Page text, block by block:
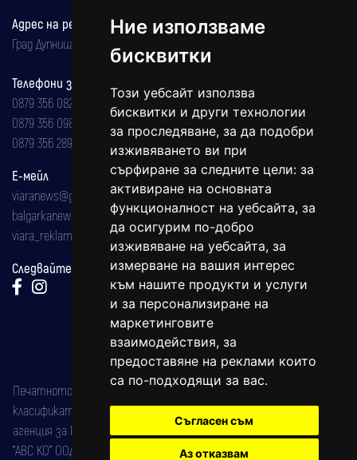
Ние използваме
бисквитки
Този уебсайт използва
бисквитки и други технологии
за проследяване, за да подобри
изживяването ви при
сърфиране за следните цели: за
активиране на основната
функционалност на уебсайта, за
да осигурим по-добро
изживяване на уебсайта, за
измерване на вашия интерес
към нашите продукти и услуги
и за персонализиране на
маркетинговите
взаимодействия, за
предоставяне на реклами които
са по-подходящи за вас.
Съгласен съм
Аз отказвам
Адрес на редакцията
Град Дупница, ул.''Христо Ботев" 43
Телефони за реклама и абонаменти
0879 356 082
0879 356 098
0879 356 289
Е-мейл
viaranews@gmail.com
balgarkanews@gmail.com
viara_reklama@mail.bg
Следвайте ни:
Печатното издание на вестника е регистрирано в националния
класификатор на печатните издания (Българска национална
агенция за ISSN) под номер: ISSN 1312-4722.
"АВС КО" ООД е притежател на марката: Вяра информационен